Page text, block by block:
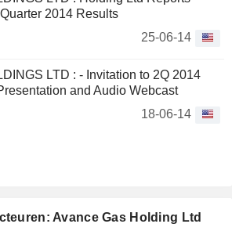
2014 Results
25-06-14
LTD : - Invitation to 2Q 2014
and Audio Webcast
18-06-14
Avance Gas Holding Ltd